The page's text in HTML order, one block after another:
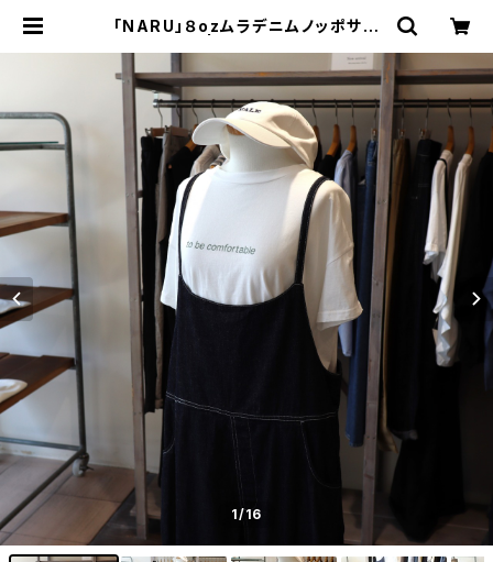
「NARU」８ozムラデニムノッポサロ
1/16